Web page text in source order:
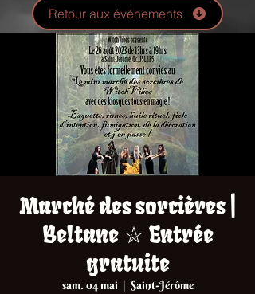
Retour aux événements
Marché des sorcières |
Beltane ⛥ Entrée
gratuite
sam. 04 mai
  |
Saint-Jérôme